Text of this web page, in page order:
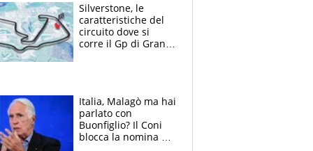
Silverstone, le
caratteristiche del
circuito dove si
corre il Gp di Gran
Italia, Malagò ma hai
parlato con
Buonfiglio? Il Coni
blocca la nomina di